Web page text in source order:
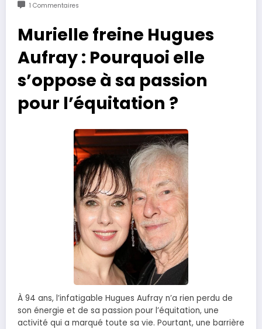
1 Commentaires
Murielle freine Hugues
Aufray : Pourquoi elle
s’oppose à sa passion
pour l’équitation ?
À 94 ans, l’infatigable Hugues Aufray n’a rien perdu de
son énergie et de sa passion pour l’équitation, une
activité qui a marqué toute sa vie. Pourtant, une barrière